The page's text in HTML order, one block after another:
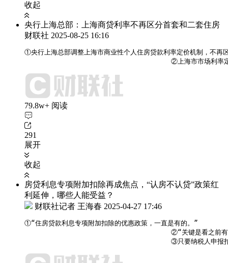
收起
央行上海总部：上海商贷利率不再区分首套和二套住房
财联社 2025-08-25 16:16
①央行上海总部调整上海市商业性个人住房贷款利率定价机制，不再
②上海市市场利率定价
79.8w+ 阅读
291
展开
收起
房贷利息专项附加扣除再成焦点，“认房不认贷”政策红
利延伸，哪些人能受益？
财联社记者 王海春 2025-04-27 17:46
①“住房贷款利息专项附加扣除的优惠政策，一直是有的。”
②“关键是看之前有没
③只要纳税人申报扣除